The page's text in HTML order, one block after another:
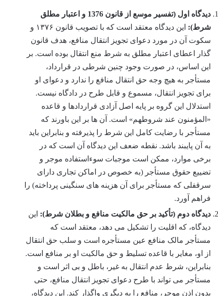
دیدگاه اول (تفسیر موسع از قانون 1376 و اعتبار مطلق
شرط):
این دیدگاه معتقد است که با تصویب قانون ۱۳۷۶ و
سکوت آن در مورد دعوای تجویز انتقال منافع، هدف قانون
گذار اعطای اعتبار مطلق به شرط منع انتقال بوده است. بر
این اساس، در صورت وجود چنین شرطی در قرارداد،
مستأجر به هیچ وجه حق انتقال منافع را ندارد و دعوای او
برای تجویز انتقال، مسموع و قابل طرح در دادگاه نیست.
استدلال این گروه بر پایه اصل آزادی قراردادها و قاعده
«المؤمنون عند شروطهم» است. آن ها بر این باورند که
مستأجر با رضایت کامل این شرط را پذیرفته و بنابراین باید
به آن پایبند باشد. نقطه ضعف این دیدگاه آن است که در
برخی موارد، ممکن است موجبات سوءاستفاده موجر و
تضییع حقوق مستأجر (به خصوص در اماکن تجاری دارای
سرقفلی که مستأجر برای آن هزینه های سنگینی پرداخته) را
فراهم آورد.
دیدگاه دوم (تأکید بر حق مالکیت منافع و بطلان شرط): این
دیدگاه، که اقلیت را تشکیل می دهد، معتقد است که
مستأجر مالک منافع عین مستأجره است و سلب حق انتقال
از او، مغایر با قاعده تسلیط و حق مالکیت او بر منافع است.
بنابراین، شرط عدم انتقال به غیر، باطل و بی اثر است و
مستأجر می تواند با طرح دعوای تجویز انتقال منافع، حتی
بدون اذن موجر، منافع را به دیگری واگذار کند. این دیدگاه،